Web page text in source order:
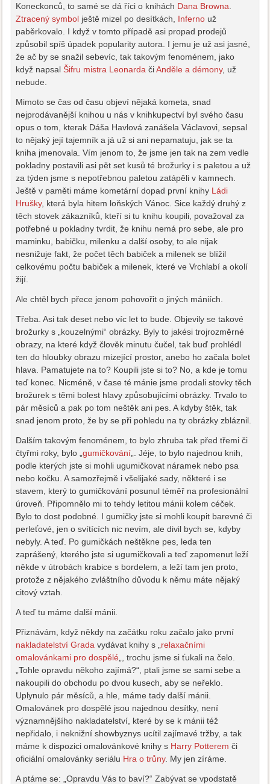
Koneckonců, to samé se dá říci o knihách Dana Browna
Ztracený symbol ještě mizel po desítkách, Inferno už
paběrkovalo. I když v tomto případě asi propad prodejů
způsobil spíš úpadek popularity autora. I jemu je už asi jasné,
že ač by se snažil sebevíc, tak takovým fenoménem, jako
když napsalŠifru mistra Leonarda čiAnděle a démony, už
nebude.
Mimoto se čas od času objeví nějaká kometa, snad
nejprodávanější knihou u nás v knihkupectví byl svého času
opus o tom, kterak Dáša Havlová zanášela Václavovi, sepsal
to nějaký její tajemník a já už si ani nepamatuju, jak se ta
kniha jmenovala. Vím jenom to, že jsme jen tak na zem vedle
pokladny postavili asi pět set kusů té brožurky i s paletou a už
za týden jsme s nepotřebnou paletou zatápěli v kamnech.
Ještě v paměti máme kometární dopad první knihy Ládi
Hrušky, která byla hitem loňských Vánoc. Sice každý druhý z
těch stovek zákazníků, kteří si tu knihu koupili, považoval za
potřebné u pokladny tvrdit, že knihu nemá pro sebe, ale pro
maminku, babičku, milenku a další osoby, to ale nijak
nesnižuje fakt, že počet těch babiček a milenek se blížil
celkovému počtu babiček a milenek, které ve Vrchlabí a okolí
žijí.
Ale chtěl bych přece jenom pohovořit o jiných mániích.
Třeba. Asi tak deset nebo víc let to bude. Objevily se takové
brožurky s „kouzelnými“ obrázky. Byly to jakési trojrozměrné
obrazy, na které když člověk minutu čučel, tak buď prohlédl
ten do hloubky obrazu mizející prostor, anebo ho začala bolet
hlava. Pamatujete na to? Koupili jste si to? No, a kde je tomu
teď konec. Nicméně, v čase té mánie jsme prodali stovky těch
brožurek s těmi bolest hlavy způsobujícími obrázky. Trvalo to
pár měsíců a pak po tom neštěk ani pes. A kdyby štěk, tak
snad jenom proto, že by se při pohledu na ty obrázky zbláznil.
Dalším takovým fenoménem, to bylo zhruba tak před třemi či
čtyřmi roky, bylo „gumičkování „. Jéje, to bylo najednou knih,
podle kterých jste si mohli ugumičkovat náramek nebo psa
nebo kočku. A samozřejmě i všelijaké sady, některé i se
stavem, který to gumičkování posunul téměř na profesionální
úroveň. Připomnělo mi to tehdy letitou mánii kolem céček.
Bylo to dost podobné. I gumičky jste si mohli koupit barevné či
perleťové, jen o svítících nic nevím, ale divil bych se, kdyby
nebyly. A teď. Po gumičkách neštěkne pes, leda ten
zaprášený, kterého jste si ugumičkovali a teď zapomenut leží
někde v útrobách krabice s bordelem, a leží tam jen proto,
protože z nějakého zvláštního důvodu k němu máte nějaký
citový vztah.
A teď tu máme další mánii.
Přiznávám, když někdy na začátku roku začalo jako první
nakladatelství Grada vydávat knihy s „ relaxačními
omalovánkami pro dospělé „, trochu jsme si ťukali na čelo.
„Tohle opravdu někoho zajímá?“, ptali jsme se sami sebe a
nakoupili do obchodu po dvou kusech, aby se neřeklo.
Uplynulo pár měsíců, a hle, máme tady další mánii.
Omalovánek pro dospělé jsou najednou desítky, není
významnějšího nakladatelství, které by se k mánii též
nepřidalo, i neknižní showbyznys ucítil zajímavé tržby, a tak
máme k dispozici omalovánkové knihy s Harry Potterem či
oficiální omalovánky seriálu Hra o trůny. My jen zíráme.
A ptáme se: „Opravdu Vás to baví?“ Zabývat se vpodstatě